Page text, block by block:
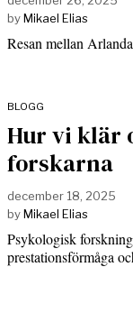
byMikael Elias
Resan mellan
BLOGG
Hur vi klär
forskarna
december 18, 2025
byMikael Elias
Psykologisk
prestationsförmåga